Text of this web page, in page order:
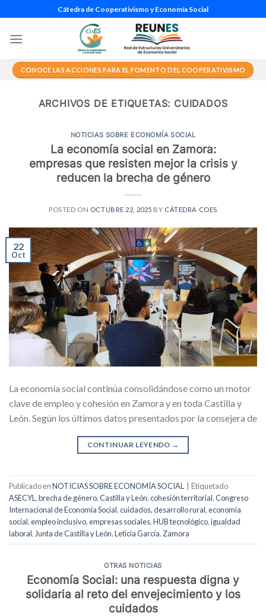
al
contenido
Cátedra de Cooperativismo y Economía Social
CONOCE LAS ACCIONES PARA EL FOMENTO DEL COOPERATIVISMO
ARCHIVOS DE ETIQUETAS: CUIDADOS
NOTICIAS SOBRE ECONOMÍA SOCIAL
La economía social en Zamora:
empresas que resisten mejor la crisis y
reducen la brecha de género
POSTED ON OCTUBRE 22, 2025 BY CÁTEDRA COES
22
Oct
La economía social continúa consolidándose como un motor
clave de empleo y cohesión en Zamora y en toda Castilla y
León. Según los últimos datos presentados por la consejera de
CONTINUAR LEYENDO →
Publicado enNOTICIAS SOBRE ECONOMÍA SOCIAL | Etiquetado
ASECYL ,brecha de género,Castilla y León,cohesión territorial,Congreso
Internacional de Economía Social,cuidados,desarrollo rural,economía
social,empleo inclusivo,empresas sociales,HUB tecnológico,igualdad
laboral, Junta de Castilla y León,Leticia García, Zamora
OTRAS NOTICIAS
Economía Social: una respuesta digna y
solidaria al reto del envejecimiento y los
cuidados